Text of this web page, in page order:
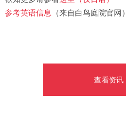
参考英语信息
（来自白鸟庭院官网）
查看资讯